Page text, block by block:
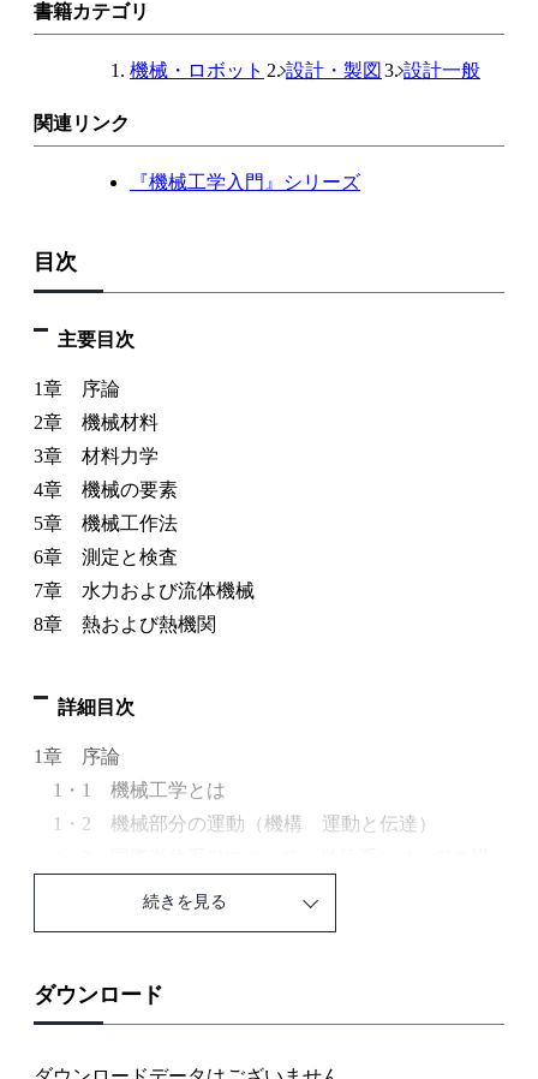
書籍カテゴリ
機械・ロボット 設計・製図 設計一般
関連リンク
『機械工学入門』シリーズ
目次
主要目次
1章 序論
2章 機械材料
3章 材料力学
4章 機械の要素
5章 機械工作法
6章 測定と検査
7章 水力および流体機械
8章 熱および熱機関
詳細目次
1章 序論
1・1 機械工学とは
1・2 機械部分の運動（機構 運動と伝達）
演習問題
2章 機械材料
続きを見る
ダウンロード